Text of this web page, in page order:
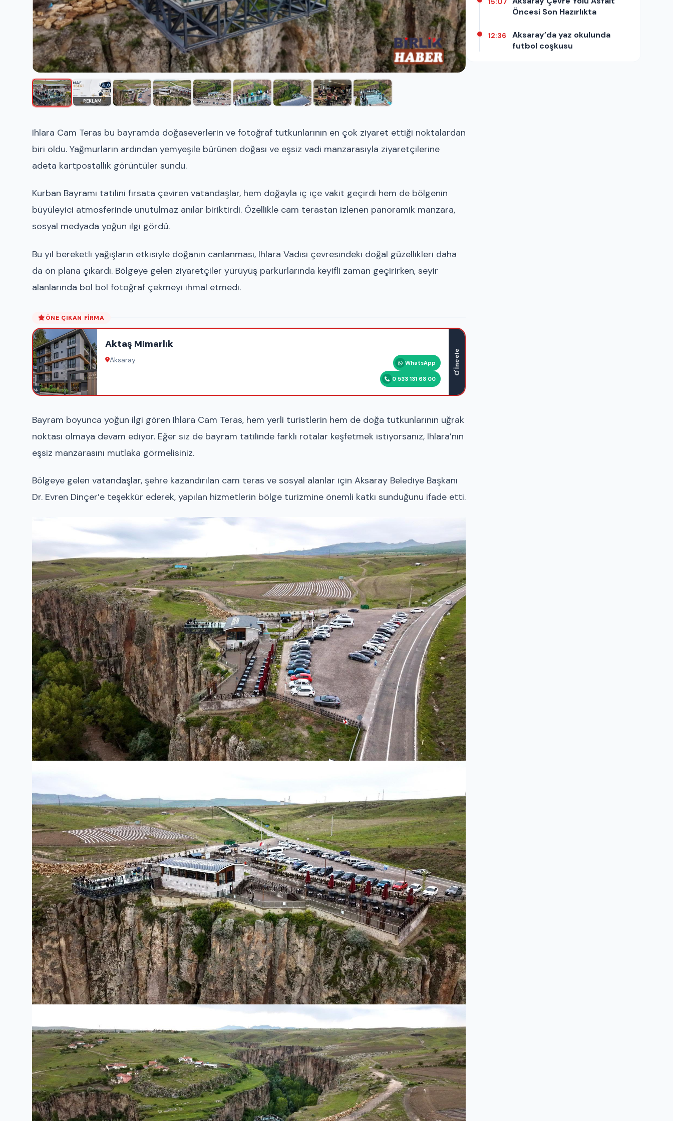
REKLAM
Ihlara Cam Teras bu bayramda doğaseverlerin ve fotoğraf tutkunlarının en çok ziyaret ettiği noktalardan
biri oldu. Yağmurların ardından yemyeşile bürünen doğası ve eşsiz vadi manzarasıyla ziyaretçilerine
adeta kartpostallık görüntüler sundu.
Kurban Bayramı tatilini fırsata çeviren vatandaşlar, hem doğayla iç içe vakit geçirdi hem de bölgenin
büyüleyici atmosferinde unutulmaz anılar biriktirdi. Özellikle cam terastan izlenen panoramik manzara,
sosyal medyada yoğun ilgi gördü.
Bu yıl bereketli yağışların etkisiyle doğanın canlanması, Ihlara Vadisi çevresindeki doğal güzellikleri daha
da ön plana çıkardı. Bölgeye gelen ziyaretçiler yürüyüş parkurlarında keyifli zaman geçirirken, seyir
alanlarında bol bol fotoğraf çekmeyi ihmal etmedi.
ÖNE ÇIKAN FIRMA
Aktaş Mimarlık
Aksaray WhatsApp
0 533 131 68 00
İncele
Bayram boyunca yoğun ilgi gören Ihlara Cam Teras, hem yerli turistlerin hem de doğa tutkunlarının uğrak
noktası olmaya devam ediyor. Eğer siz de bayram tatilinde farklı rotalar keşfetmek istiyorsanız, Ihlara’nın
eşsiz manzarasını mutlaka görmelisiniz.
Bölgeye gelen vatandaşlar, şehre kazandırılan cam teras ve sosyal alanlar için Aksaray Belediye Başkanı
Dr. Evren Dinçer’e teşekkür ederek, yapılan hizmetlerin bölge turizmine önemli katkı sunduğunu ifade etti.
Öncesi Son Hazırlıkta
12:36
Aksaray’da yaz okulunda
futbol coşkusu